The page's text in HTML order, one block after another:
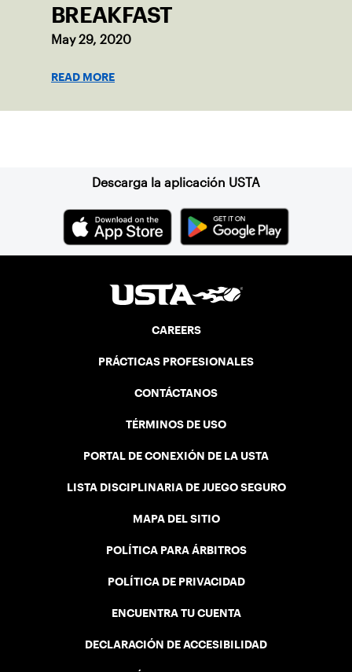
BREAKFAST
May 29, 2020
READ MORE
Descarga la aplicación USTA
CAREERS
PRÁCTICAS PROFESIONALES
CONTÁCTANOS
TÉRMINOS DE USO
PORTAL DE CONEXIÓN DE LA USTA
LISTA DISCIPLINARIA DE JUEGO SEGURO
MAPA DEL SITIO
POLÍTICA PARA ÁRBITROS
POLÍTICA DE PRIVACIDAD
ENCUENTRA TU CUENTA
DECLARACIÓN DE ACCESIBILIDAD